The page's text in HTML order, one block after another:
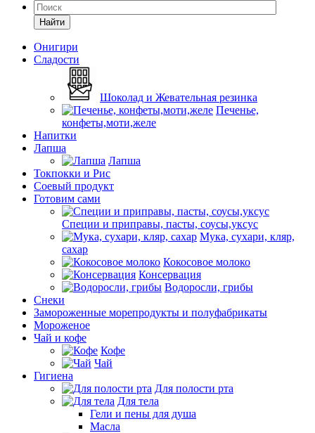
Найти
Онигири
Сладости
Шоколад и Жевательная резинка
Печенье,
конфеты,моти,желе
Напитки
Лапша
Лапша
Токпокки и Рис
Соевый продукт
Готовим сами
Специи и приправы, пасты, соусы,уксус
Мука, сухари, кляр,
сахар
Кокосовое молоко
Консервация
Водоросли, грибы
Снеки
Замороженные морепродукты и полуфабрикаты
Мороженое
Чай и кофе
Кофе
Чай
Гигиена
Для полости рта
Для тела
Гели и пены для душа
Масла